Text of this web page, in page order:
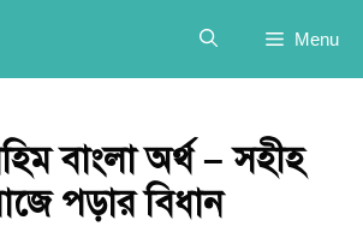
Menu
বাংলা অর্থ – সহীহ
পড়ার বিধান